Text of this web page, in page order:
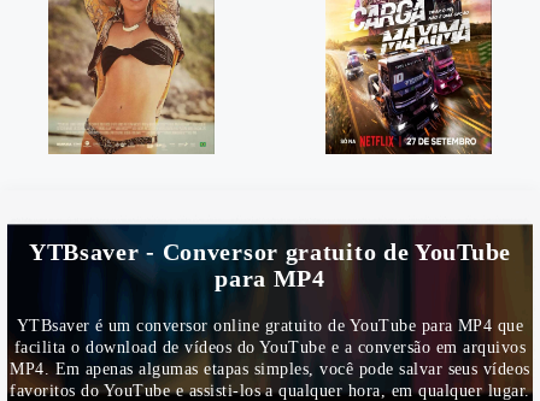
YTBsaver - Conversor gratuito de YouTube
para MP4
YTBsaver é um conversor online gratuito de YouTube para MP4 que
facilita o download de vídeos do YouTube e a conversão em arquivos
MP4. Em apenas algumas etapas simples, você pode salvar seus vídeos
favoritos do YouTube e assisti-los a qualquer hora, em qualquer lugar.